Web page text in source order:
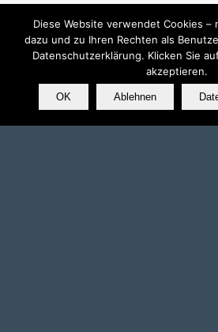
Diese Website verwendet Cookies –
dazu und zu Ihren Rechten als
Datenschutzerklärung. Klicken Sie
akzeptieren.
OK Ablehnen